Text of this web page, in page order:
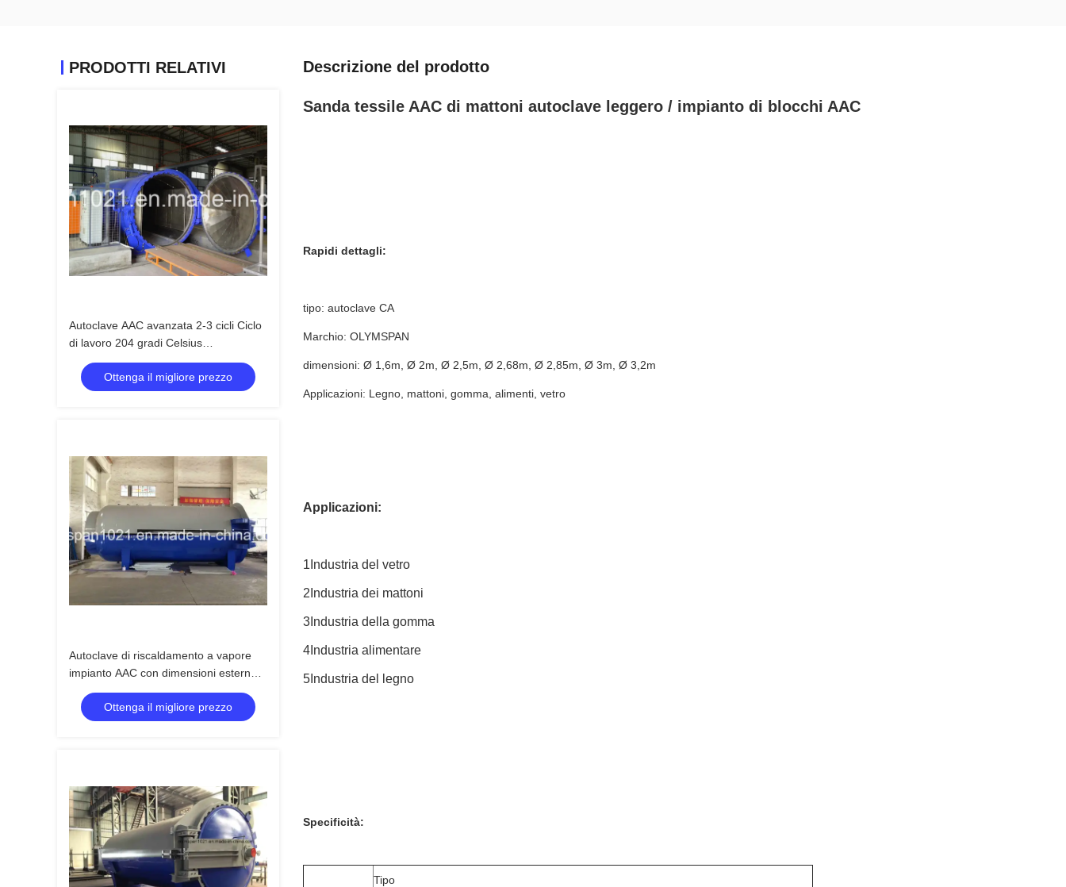
PRODOTTI RELATIVI
Autoclave AAC avanzata 2-3 cicli Ciclo
di lavoro 204 gradi Celsius
Temperatura di progettazione
Ottenga il migliore prezzo
Autoclave di riscaldamento a vapore
impianto AAC con dimensioni esterne
32,8m*3,1m*4,0m
Ottenga il migliore prezzo
Descrizione del prodotto
Sanda tessile AAC di mattoni autoclave leggero / impianto di blocchi AAC
Rapidi dettagli:
tipo: autoclave CA
Marchio: OLYMSPAN
dimensioni: Ø 1,6m, Ø 2m, Ø 2,5m, Ø 2,68m, Ø 2,85m, Ø 3m, Ø 3,2m
Applicazioni: Legno, mattoni, gomma, alimenti, vetro
Applicazioni:
1Industria del vetro
2Industria dei mattoni
3Industria della gomma
4Industria alimentare
5Industria del legno
Specificità:
Tipo